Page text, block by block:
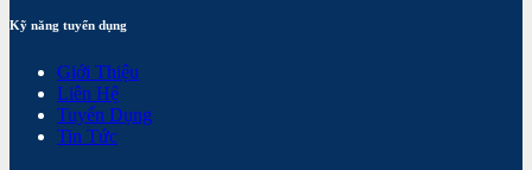
Kỹ năng tuyển dụng
Giới Thiệu
Liên Hệ
Tuyển Dụng
Tin Tức